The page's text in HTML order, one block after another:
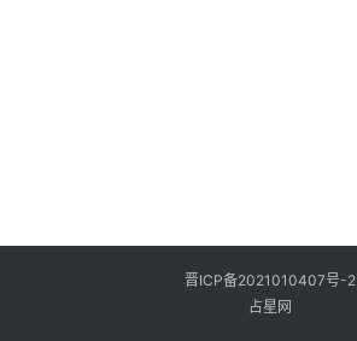
晋ICP备2021010407号-2
占星网